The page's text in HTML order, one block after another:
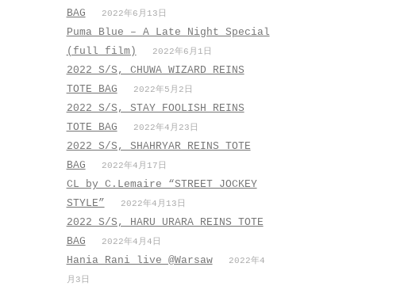
BAG
2022年6月13日
Puma Blue – A Late Night Special
(full film)
2022年6月1日
2022 S/S, CHUWA WIZARD REINS
TOTE BAG
2022年5月2日
2022 S/S, STAY FOOLISH REINS
TOTE BAG
2022年4月23日
2022 S/S, SHAHRYAR REINS TOTE
BAG
2022年4月17日
CL by C.Lemaire “STREET JOCKEY
STYLE”
2022年4月13日
2022 S/S, HARU URARA REINS TOTE
BAG
2022年4月4日
Hania Rani live @Warsaw
2022年4
月3日